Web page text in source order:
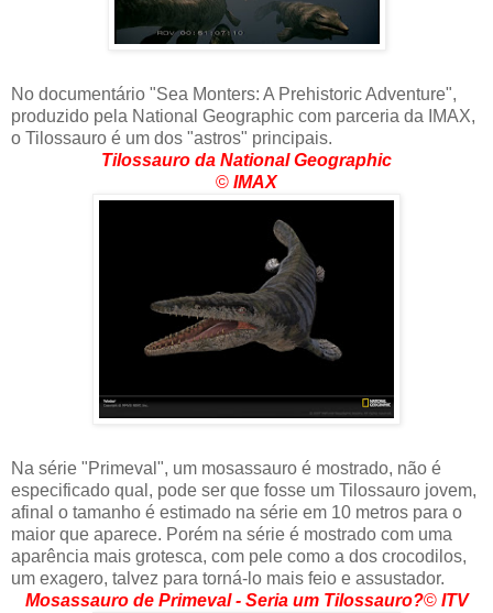
No documentário "Sea Monters: A Prehistoric Adventure",
produzido pela National Geographic com parceria da IMAX,
o Tilossauro é um dos "astros" principais.
Tilossauro da National Geographic
© IMAX
Na série "Primeval", um mosassauro é mostrado, não é
especificado qual, pode ser que fosse um Tilossauro jovem,
afinal o tamanho é estimado na série em 10 metros para o
maior que aparece. Porém na série é mostrado com uma
aparência mais grotesca, com pele como a dos crocodilos,
um exagero, talvez para torná-lo mais feio e assustador.
Mosassauro de Primeval - Seria um Tilossauro?© ITV